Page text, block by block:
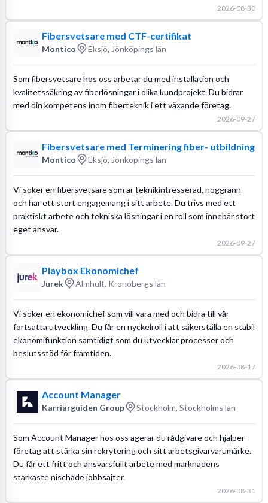
2026-08-30
Fibersvetsare med CTF-certifikat
Montico Eksjö, Jönköpings län
Som fibersvetsare hos oss arbetar du med installation och
kvalitetssäkring av fiberlösningar i olika kundprojekt. Du bidrar
med din kompetens inom fiberteknik i ett växande företag.
2026-09-27
Fibersvetsare med Terminering fiber- utbildning
Montico Eksjö, Jönköpings län
Vi söker en fibersvetsare som är teknikintresserad, noggrann
och har ett stort engagemang i sitt arbete. Du trivs med ett
praktiskt arbete och tekniska lösningar i en roll som innebär stort
eget ansvar.
2026-09-27
Playbox Ekonomichef
Jurek Älmhult, Kronobergs län
Vi söker en ekonomichef som vill vara med och bidra till vår
fortsatta utveckling. Du får en nyckelroll i att säkerställa en stabil
ekonomifunktion samtidigt som du utvecklar processer och
beslutsstöd för framtiden.
2026-08-17
Account Manager
Karriärguiden Group Stockholm, Stockholms län
Som Account Manager hos oss agerar du rådgivare och hjälper
företag att stärka sin rekrytering och sitt arbetsgivarvarumärke.
Du får ett fritt och ansvarsfullt arbete med marknadens
starkaste nischade jobbsajter.
2026-08-31